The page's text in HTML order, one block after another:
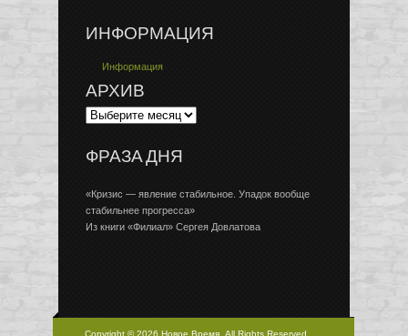
ИНФОРМАЦИЯ
Информация
АРХИВ
ФРАЗА ДНЯ
«Кризис — явление стабильное. Упадок вообще
стабильнее прогресса»
Из книги «Филиал» Сергея Довлатова
Copyright © 2026 Новое Время, All Rights Reserved.